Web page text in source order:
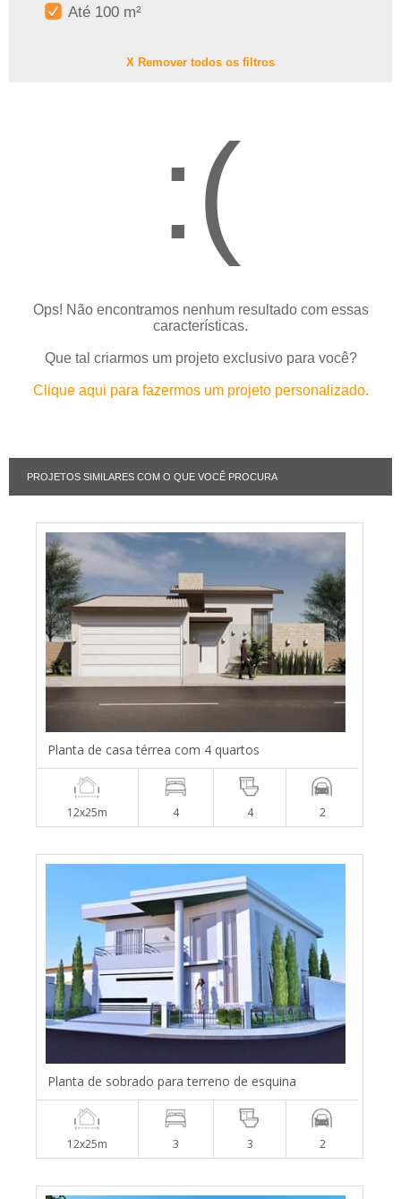
Até 100 m²
X Remover todos os filtros
:(
Ops! Não encontramos nenhum resultado com essas
características.
Que tal criarmos um projeto exclusivo para você?
Clique aqui para fazermos um projeto personalizado.
PROJETOS SIMILARES COM O QUE VOCÊ PROCURA
Planta de casa térrea com 4 quartos
12x25m 4 4 2
Planta de sobrado para terreno de esquina
12x25m 3 3 2